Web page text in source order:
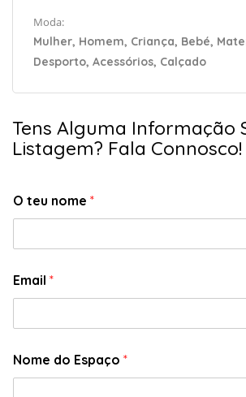
Moda:
Mulher, Homem, Criança, Bebé,
Desporto, Acessórios, Calçado
Tens Alguma Informação
Listagem? Fala Connosco!
O teu nome *
Email *
Nome do Espaço *